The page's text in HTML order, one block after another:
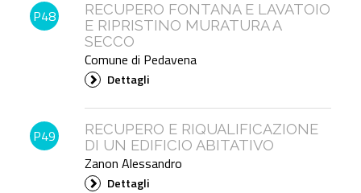
P48
RECUPERO FONTANA E LAVATOIO
E RIPRISTINO MURATURA A
SECCO
Comune di Pedavena
Dettagli
P49
RECUPERO E RIQUALIFICAZIONE
DI UN EDIFICIO ABITATIVO
Zanon Alessandro
Dettagli